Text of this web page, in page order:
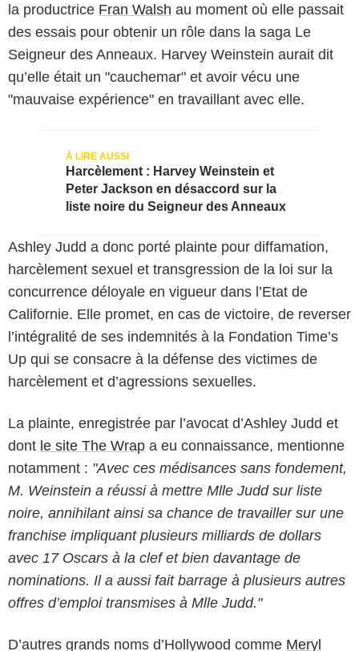
la productrice Fran Walsh au moment où elle passait
des essais pour obtenir un rôle dans la saga Le
Seigneur des Anneaux. Harvey Weinstein aurait dit
qu’elle était un "cauchemar" et avoir vécu une
"mauvaise expérience" en travaillant avec elle.
Harcèlement : Harvey Weinstein et
Peter Jackson en désaccord sur la
liste noire du Seigneur des Anneaux
Ashley Judd a donc porté plainte pour diffamation,
harcèlement sexuel et transgression de la loi sur la
concurrence déloyale en vigueur dans l’Etat de
Californie. Elle promet, en cas de victoire, de reverser
l’intégralité de ses indemnités à la Fondation Time’s
Up qui se consacre à la défense des victimes de
harcèlement et d’agressions sexuelles.
La plainte, enregistrée par l’avocat d’Ashley Judd et
dont le site The Wrap a eu connaissance, mentionne
notamment : "Avec ces médisances sans fondement,
M. Weinstein a réussi à mettre Mlle Judd sur liste
noire, annihilant ainsi sa chance de travailler sur une
franchise impliquant plusieurs milliards de dollars
avec 17 Oscars à la clef et bien davantage de
nominations. Il a aussi fait barrage à plusieurs autres
offres d’emploi transmises à Mlle Judd."
D’autres grands noms d’Hollywood comme Meryl